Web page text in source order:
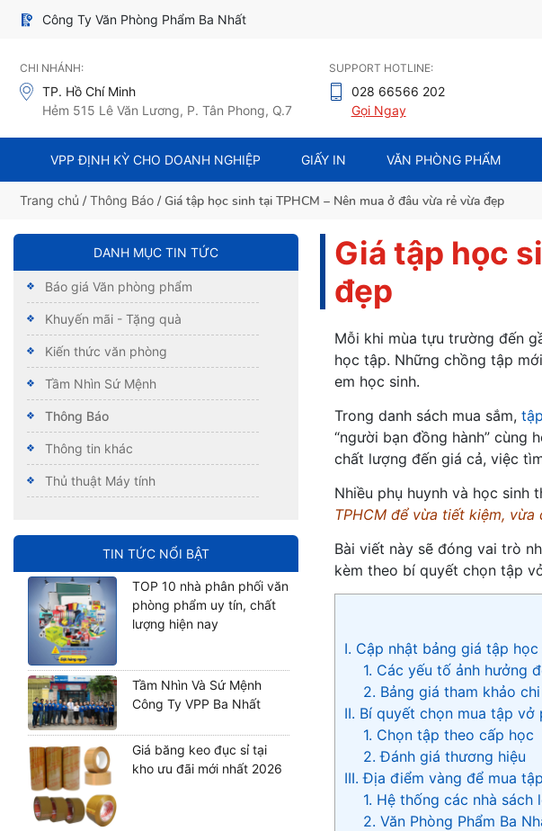
Công Ty Văn Phòng Phẩm Ba Nhất
CHI NHÁNH:
TP. Hồ Chí Minh
Hẻm 515 Lê Văn Lương, P. Tân Phong, Q.7
SUPPORT HOTLINE:
028 66566 202
Gọi Ngay
VPP ĐỊNH KỲ CHO DOANH NGHIỆP GIẤY IN VĂN PHÒNG PHẨM
Trang chủ /Thông Báo / Giá tập học sinh tại TPHCM – Nên mua ở đâu vừa rẻ vừa đẹp
DANH MỤC TIN TỨC
Báo giá Văn phòng phẩm
Khuyến mãi - Tặng quà
Kiến thức văn phòng
Tầm Nhìn Sứ Mệnh
Thông Báo
Thông tin khác
Thủ thuật Máy tính
TIN TỨC NỔI BẬT
TOP 10 nhà phân phối văn
phòng phẩm uy tín, chất
lượng hiện nay
Tầm Nhìn Và Sứ Mệnh
Công Ty VPP Ba Nhất
Giá băng keo đục sỉ tại
kho ưu đãi mới nhất 2026
Giá tập học
đẹp
Mỗi khi mùa tựu trường đến
học tập. Những chồng tập
em học sinh.
Trong danh sách mua sắm,
“người bạn đồng hành” cùng
chất lượng đến giá cả, việc
Nhiều phụ huynh và học sinh
TPHCM để vừa tiết kiệm, vừa
Bài viết này sẽ đóng vai trò
kèm theo bí quyết chọn tập
I. Cập nhật bảng giá tập
1. Các yếu tố ảnh hưởng
2. Bảng giá tham khảo
II. Bí quyết chọn mua tập
1. Chọn tập theo cấp học
2. Đánh giá thương hiệu
III. Địa điểm vàng để mua
1. Hệ thống các nhà
2. Văn Phòng Phẩm Ba